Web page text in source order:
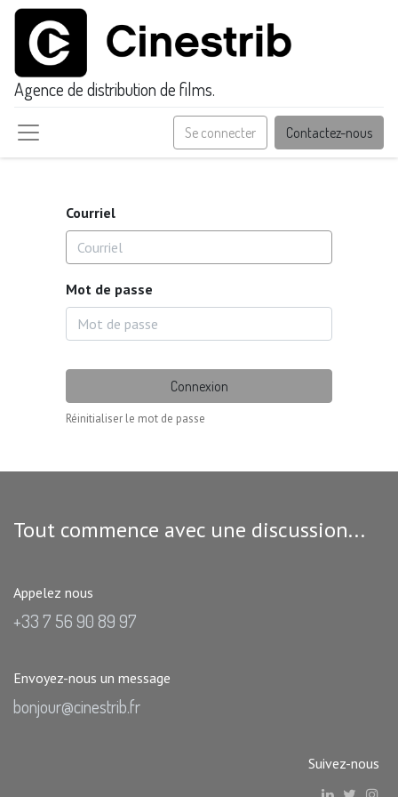
Agence de distribution de films.
Se connecter Contactez-nous
Courriel
Mot de passe
Connexion
Réinitialiser le mot de passe
Tout commence avec une discussion...
Appelez nous
+33 7 56 90 89 97
Envoyez-nous un message
bonjour@cinestrib.fr
Suivez-nous